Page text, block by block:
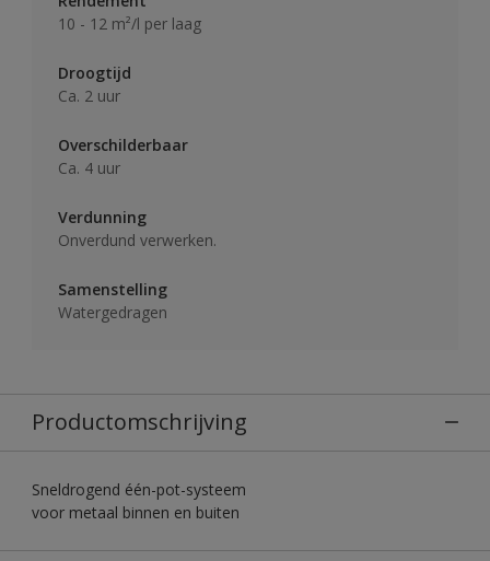
10 - 12 m²/l per laag
Droogtijd
Ca. 2 uur
Overschilderbaar
Ca. 4 uur
Verdunning
Onverdund verwerken.
Samenstelling
Watergedragen
Productomschrijving
Sneldrogend één-pot-systeem
voor metaal binnen en buiten